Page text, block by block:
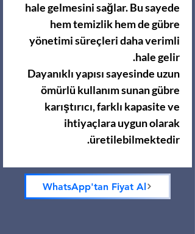
hale gelmesini sağlar. Bu sayede
hem temizlik hem de gübre
yönetimi süreçleri daha verimli
hale gelir.
Dayanıklı yapısı sayesinde uzun
ömürlü kullanım sunan gübre
karıştırıcı, farklı kapasite ve
ihtiyaçlara uygun olarak
üretilebilmektedir.
WhatsApp'tan Fiyat Al